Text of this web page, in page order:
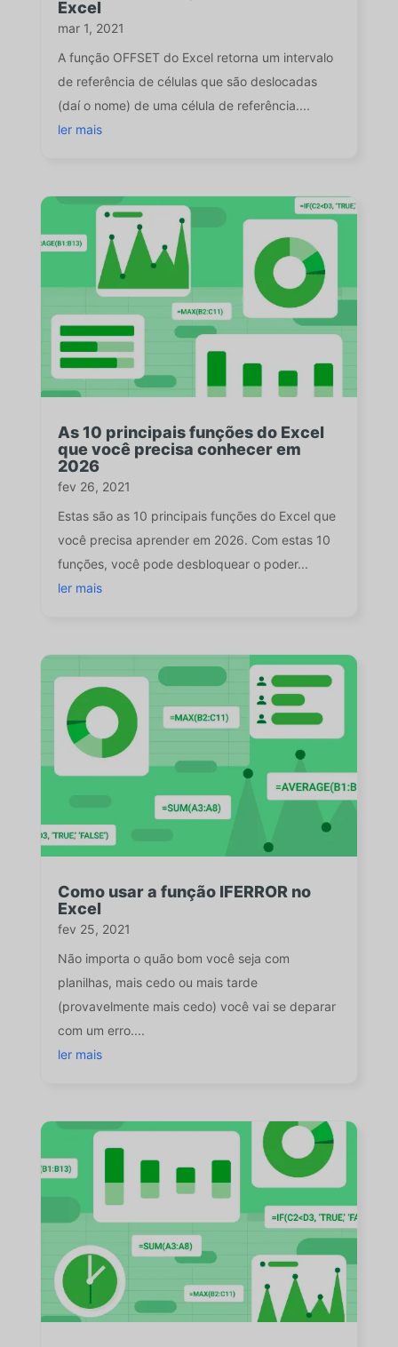
Excel
mar 1, 2021
A função OFFSET do Excel retorna um intervalo
de referência de células que são deslocadas
(daí o nome) de uma célula de referência....
ler mais
As 10 principais funções do Excel
que você precisa conhecer em
2026
fev 26, 2021
Estas são as 10 principais funções do Excel que
você precisa aprender em 2026. Com estas 10
funções, você pode desbloquear o poder...
ler mais
Como usar a função IFERROR no
Excel
fev 25, 2021
Não importa o quão bom você seja com
planilhas, mais cedo ou mais tarde
(provavelmente mais cedo) você vai se deparar
com um erro....
ler mais